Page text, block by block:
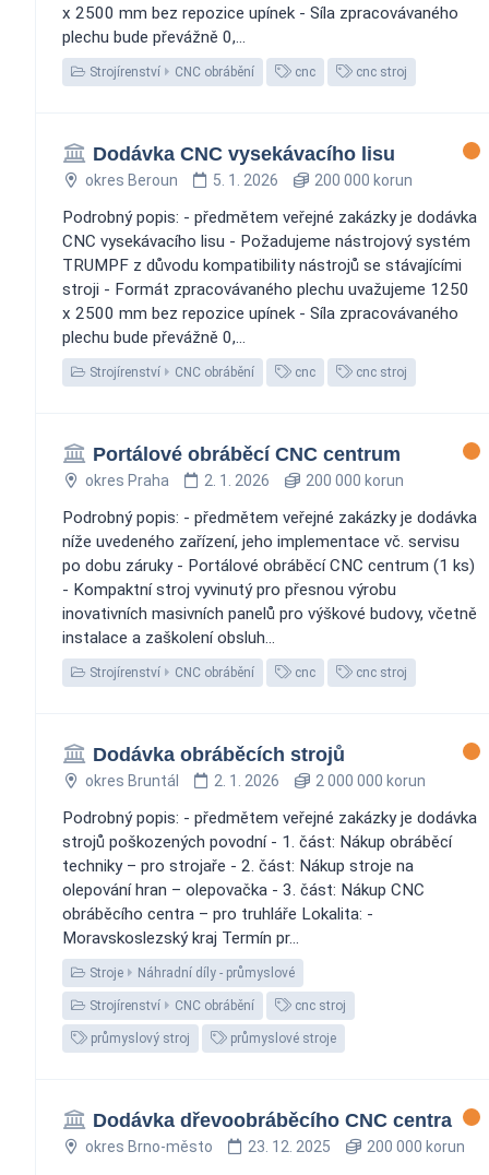
x 2500 mm bez repozice upínek - Síla zpracovávaného
plechu bude převážně 0,...
Strojírenství CNC obrábění cnc cnc stroj
Dodávka CNC vysekávacího lisu
okres Beroun 5. 1. 2026 200 000 korun
Podrobný popis: - předmětem veřejné zakázky je dodávka
CNC vysekávacího lisu - Požadujeme nástrojový systém
TRUMPF z důvodu kompatibility nástrojů se stávajícími
stroji - Formát zpracovávaného plechu uvažujeme 1250
x 2500 mm bez repozice upínek - Síla zpracovávaného
plechu bude převážně 0,...
Strojírenství CNC obrábění cnc cnc stroj
Portálové obráběcí CNC centrum
okres Praha 2. 1. 2026 200 000 korun
Podrobný popis: - předmětem veřejné zakázky je dodávka
níže uvedeného zařízení, jeho implementace vč. servisu
po dobu záruky - Portálové obráběcí CNC centrum (1 ks)
- Kompaktní stroj vyvinutý pro přesnou výrobu
inovativních masivních panelů pro výškové budovy, včetně
instalace a zaškolení obsluh...
Strojírenství CNC obrábění cnc cnc stroj
Dodávka obráběcích strojů
okres Bruntál 2. 1. 2026 2 000 000 korun
Podrobný popis: - předmětem veřejné zakázky je dodávka
strojů poškozených povodní - 1. část: Nákup obráběcí
techniky – pro strojaře - 2. část: Nákup stroje na
olepování hran – olepovačka - 3. část: Nákup CNC
obráběcího centra – pro truhláře Lokalita: -
Moravskoslezský kraj Termín pr...
Stroje Náhradní díly - průmyslové
Strojírenství CNC obrábění cnc stroj
průmyslový stroj průmyslové stroje
Dodávka dřevoobráběcího CNC centra
okres Brno-město 23. 12. 2025 200 000 korun